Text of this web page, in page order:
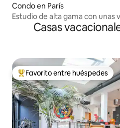
Condo en París
Estudio de alta gama con unas
Casas
Favorito entre huéspedes
Favorito entre huéspedes